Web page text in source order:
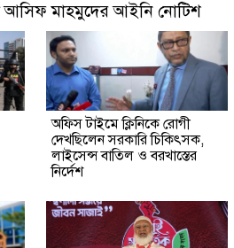
আসিফ মাহমুদের আইনি নোটিশ
অফিস টাইমে ক্লিনিকে রোগী
দেখছিলেন সরকারি চিকিৎসক,
লাইসেন্স বাতিল ও বরখাস্তের
নির্দেশ